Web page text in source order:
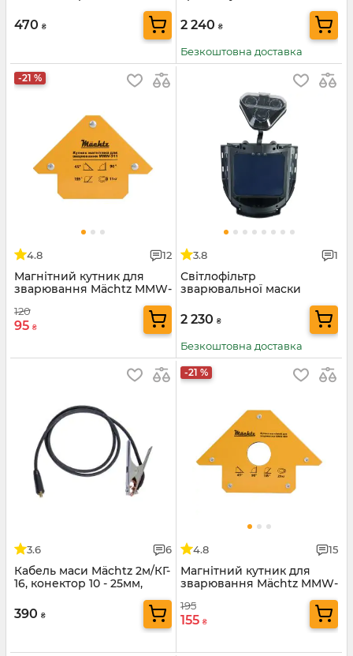
470 ₴
Mächtz
2 240 ₴
Безкоштовна доставка
-21 %
4.8 12
Магнітний кутник для
зварювання Mächtz MMW-
120
95 ₴
3.8 1
Світлофільтр
зварювальної маски
2 230 ₴
Безкоштовна доставка
3.6 6
Кабель маси Mächtz 2м/КГ-
16, конектор 10 - 25мм,
390 ₴
-21 %
4.8 15
Магнітний кутник для
зварювання Mächtz MMW-
195
155 ₴